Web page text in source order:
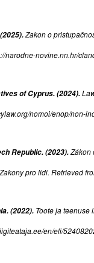
Zakon o
narodne-novine.nn.hr/
of Cyprus. (2024).
nomoi/enop/non-
Republic. (2023).Zákon
pro lidi. Retrieved
(2022). Toote ja teenuse
en/eli/